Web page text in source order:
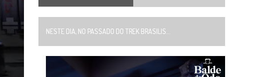
NESTE DIA, NO PASSADO DO TREK BRASILIS...